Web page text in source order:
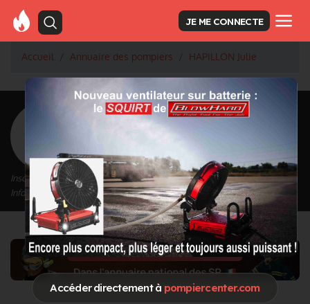
Accéder directement à pompiercenter.com
JE ME CONNECTE
Accueil Annuaire des pompiers HAPILLON Julie
<Retour à la liste des pompiers
HAPILLON Julie
Inscrit depuis le 12/09/2020 à 13:31
Informations mises à jour le 07/02/2022 à 10:51